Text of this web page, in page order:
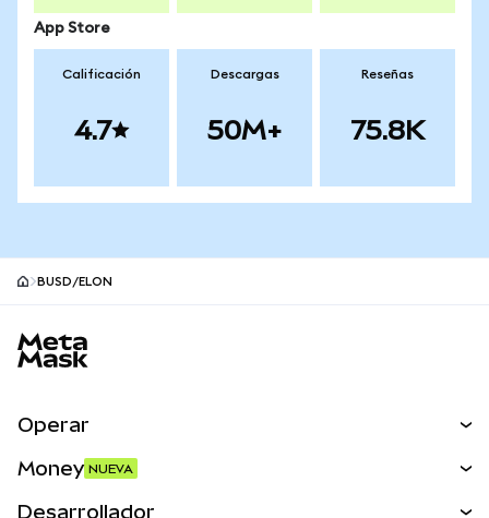
App Store
Calificación
4.7
Descargas
50M+
Reseñas
75.8K
BUSD/ELON
Operar
Money NUEVA
Desarrollador